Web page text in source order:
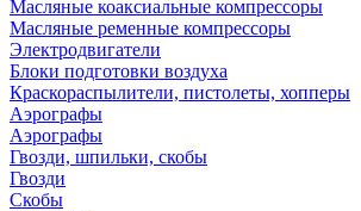
Масляные коаксиальные компрессоры
Масляные ременные компрессоры
Электродвигатели
Блоки подготовки воздуха
Краскораспылители, пистолеты, хопперы
Аэрографы
Аэрографы
Гвозди, шпильки, скобы
Гвозди
Скобы